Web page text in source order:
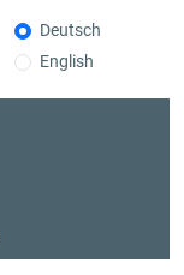
Deutsch
English